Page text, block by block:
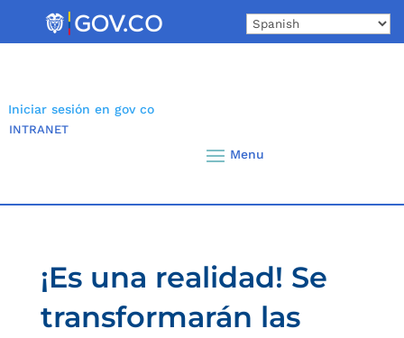
Iniciar sesión en gov co
INTRANET
¡Es una realidad! Se
transformarán las